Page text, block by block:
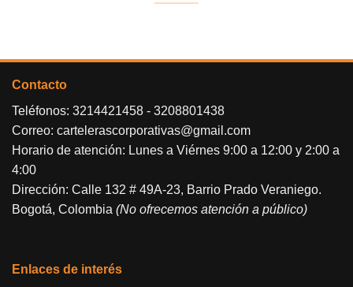
Contacto
Teléfonos: 3214421458 - 3208801438
Correo: cartelerascorporativas@gmail.com
Horario de atención: Lunes a Viérnes 9:00 a 12:00 y 2:00 a
4:00
Dirección: Calle 132 # 49A-23, Barrio Prado Veraniego.
Bogotá, Colombia (No ofrecemos atención a público)
Enlaces de interés